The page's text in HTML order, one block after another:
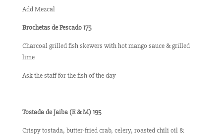
Add Mezcal
Brochetas de Pescado 175
Charcoal grilled fish skewers with hot mango sauce & grilled
lime
Ask the staff for the fish of the day
Tostada de Jaiba (E & M) 195
Crispy tostada, butter-fried crab, celery, roasted chili oil &